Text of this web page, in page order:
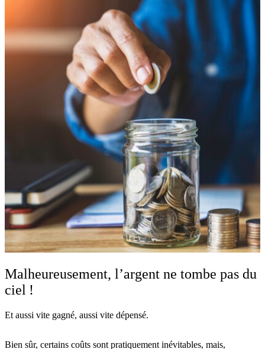
Malheureusement, l’argent ne tombe pas du
ciel !
Et aussi vite gagné, aussi vite dépensé.
Bien sûr, certains coûts sont pratiquement inévitables, mais,